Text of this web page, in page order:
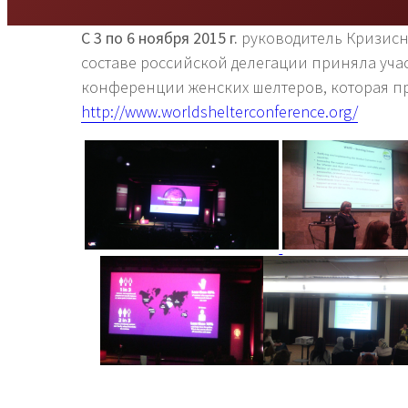
С 3 по 6 ноября 2015 г. руководитель
составе российской делегации приняла
конференции женских шелтеров, которая
http://www.worldshelterconference.org/